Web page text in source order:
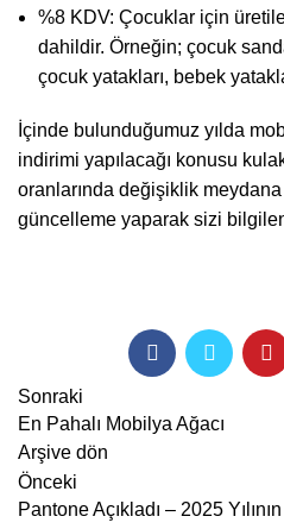
%8 KDV: Çocuklar için
dahildir. Örneğin; çocuk
çocuk yatakları, bebek
İçinde bulunduğumuz yılda
indirimi yapılacağı konusu
oranlarında değişiklik
güncelleme yaparak sizi
Sonraki
En Pahalı Mobilya Ağacı
Arşive dön
Önceki
Pantone Açıkladı – 2025